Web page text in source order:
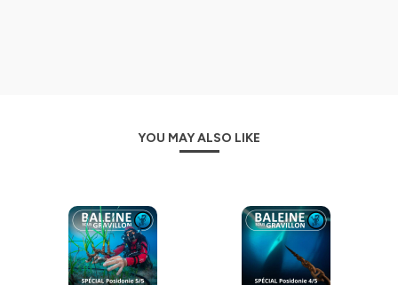
https://baleinesousgravillon.com/liens-2
Marc Mortelmans
06 52 49 13 71
contact@baleinesousgravillon.com
_______
YOU MAY ALSO LIKE